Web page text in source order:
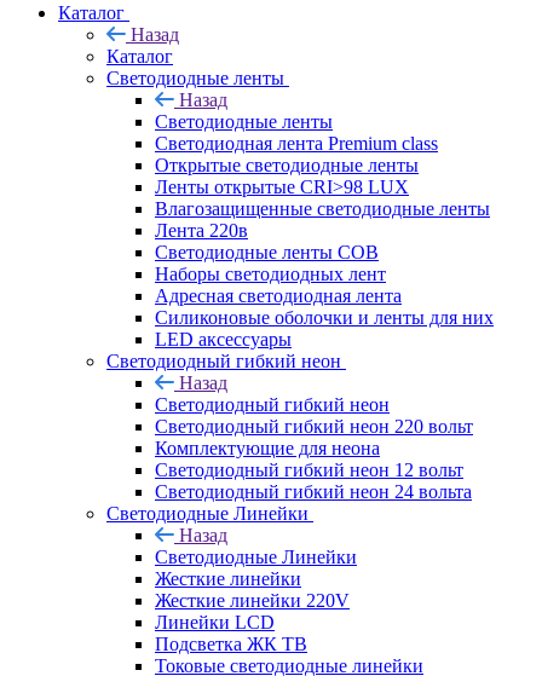
Каталог
Назад
Каталог
Светодиодные ленты
Назад
Светодиодные ленты
Светодиодная лента Premium class
Открытые светодиодные ленты
Ленты открытые CRI>98 LUX
Влагозащищенные светодиодные ленты
Лента 220в
Светодиодные ленты COB
Наборы светодиодных лент
Адресная светодиодная лента
Силиконовые оболочки и ленты для них
LED аксессуары
Светодиодный гибкий неон
Назад
Светодиодный гибкий неон
Светодиодный гибкий неон 220 вольт
Комплектующие для неона
Светодиодный гибкий неон 12 вольт
Светодиодный гибкий неон 24 вольта
Светодиодные Линейки
Назад
Светодиодные Линейки
Жесткие линейки
Жесткие линейки 220V
Линейки LCD
Подсветка ЖК ТВ
Токовые светодиодные линейки